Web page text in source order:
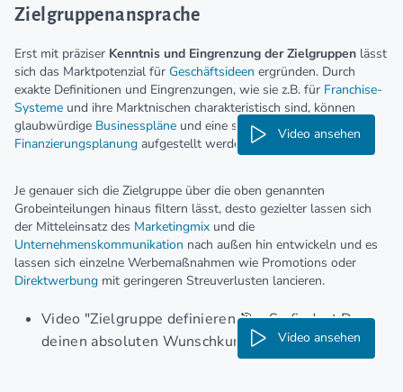
Zielgruppenansprache
Erst mit präziser Kenntnis und Eingrenzung der Zielgruppen lässt
sich das Marktpotenzial für Geschäftsideen ergründen. Durch
exakte Definitionen und Eingrenzungen, wie sie z.B. für Franchise-
Systeme und ihre Marktnischen charakteristisch sind, können
glaubwürdige Businesspläne und eine solide
Finanzierungsplanung aufgestellt werden.
Video ansehen
Je genauer sich die Zielgruppe über die oben genannten
Grobeinteilungen hinaus filtern lässt, desto gezielter lassen sich
der Mitteleinsatz des Marketingmix und die
Unternehmenskommunikation nach außen hin entwickeln und es
lassen sich einzelne Werbemaßnahmen wie Promotions oder
Direktwerbung mit geringeren Streuverlusten lancieren.
Video "Zielgruppe definieren 🎯 - So findest Du
deinen absoluten Wunschkunden"
Video ansehen